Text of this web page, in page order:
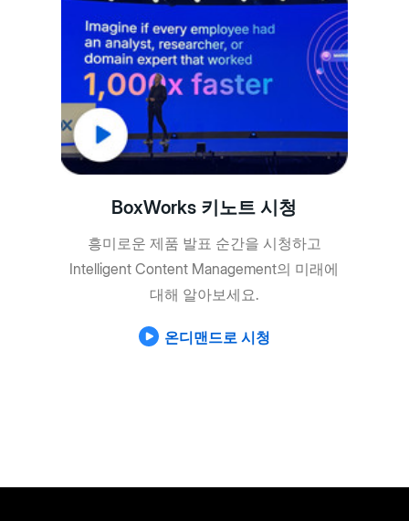
BoxWorks 키노트 시청
흥미로운 제품 발표 순간을 시청하고
Intelligent Content Management의 미래에
대해 알아보세요.
온디맨드로 시청